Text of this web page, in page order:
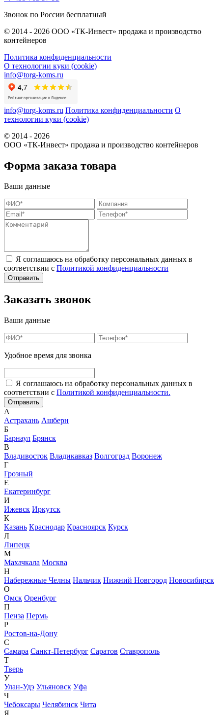
Звонок по России бесплатный
© 2014 - 2026 ООО «ТК-Инвест» продажа и производство
контейнеров
Политика конфиденциальности
О технологии куки (cookie)
info@torg-koms.ru
info@torg-koms.ru Политика конфиденциальности О
технологии куки (cookie)
© 2014 - 2026
ООО «ТК-Инвест» продажа и производство контейнеров
Форма заказа товара
Ваши данные
Я соглашаюсь на обработку персональных данных в
соответствии с Политикой конфиденциальности
Заказать звонок
Ваши данные
Удобное время для звонка
Я соглашаюсь на обработку персональных данных в
соответствии с Политикой конфиденциальности.
А
Астрахань Ашберн
Б
Барнаул Брянск
В
Владивосток Владикавказ Волгоград Воронеж
Г
Грозный
Е
Екатеринбург
И
Ижевск Иркутск
К
Казань Краснодар Красноярск Курск
Л
Липецк
М
Махачкала Москва
Н
Набережные Челны Нальчик Нижний Новгород Новосибирск
О
Омск Оренбург
П
Пенза Пермь
Р
Ростов-на-Дону
С
Самара Санкт-Петербург Саратов Ставрополь
Т
Тверь
У
Улан-Удэ Ульяновск Уфа
Ч
Чебоксары Челябинск Чита